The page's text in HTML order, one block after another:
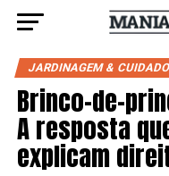
JARDINAGEM &
Brinco-de-
A resposta
explicam